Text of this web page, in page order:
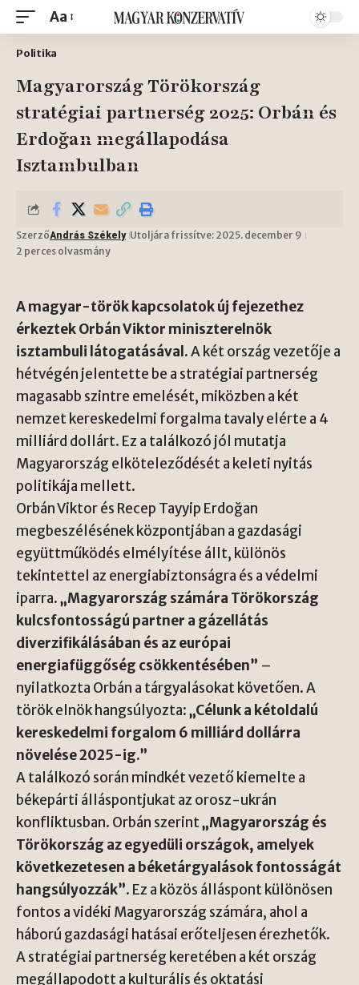
Aa
Politika
Magyarország Törökország
stratégiai partnerség 2025: Orbán és
Erdoğan megállapodása
Isztambulban
SzerzőAndrás Székely Utoljára frissítve: 2025. december 9
2 perces olvasmány
A magyar-török kapcsolatok új fejezethez
érkeztek Orbán Viktor miniszterelnök
isztambuli látogatásával.A két ország vezetője a
hétvégén jelentette be a stratégiai partnerség
magasabb szintre emelését, miközben a két
nemzet kereskedelmi forgalma tavaly elérte a 4
milliárd dollárt. Ez a találkozó jól mutatja
Magyarország elköteleződését a keleti nyitás
politikája mellett.
Orbán Viktor és Recep Tayyip Erdoğan
megbeszélésének központjában a gazdasági
együttműködés elmélyítése állt, különös
tekintettel az energiabiztonságra és a védelmi
iparra.„Magyarország számára Törökország
kulcsfontosságú partner a gázellátás
diverzifikálásában és az európai
energiafüggőség csökkentésében” –
nyilatkozta Orbán a tárgyalásokat követően. A
török elnök hangsúlyozta:„Célunk a kétoldalú
kereskedelmi forgalom 6 milliárd dollárra
növelése 2025-ig.”
A találkozó során mindkét vezető kiemelte a
békepárti álláspontjukat az orosz-ukrán
konfliktusban. Orbán szerint„Magyarország és
Törökország az egyedüli országok, amelyek
következetesen a béketárgyalások fontosságát
hangsúlyozzák”. Ez a közös álláspont különösen
fontos a vidéki Magyarország számára, ahol a
háború gazdasági hatásai erőteljesen érezhetők.
A stratégiai partnerség keretében a két ország
megállapodott a kulturális és oktatási